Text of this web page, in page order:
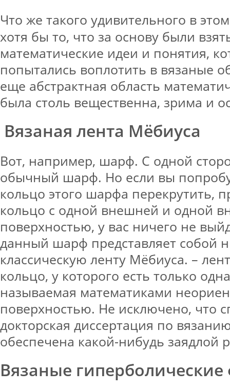
Что же такого удивительного в
хотя бы то, что за основу были
математические идеи и понятия,
попытались воплотить в вязаные
еще абстрактная область
была столь вещественна, зрима и
Вязаная лента Мёбиуса
Вот, например, шарф. С одной
обычный шарф. Но если вы
кольцо этого шарфа перекрутить,
кольцо с одной внешней и одной
поверхностью, у вас ничего не
данный шарф представляет собой
классическую ленту Мёбиуса. –
кольцо, у которого есть только
называемая математиками
поверхностью. Не исключено, что
докторская диссертация по
обеспечена какой-нибудь заядлой
Вязаные